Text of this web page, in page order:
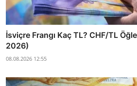
İsviçre Frangı Kaç TL? CHF/TL
2026)
08.08.2026 12:55